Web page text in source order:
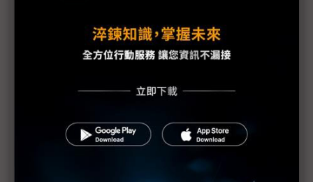
二度聲明恐難止損
聯電、福建晉華遭美控竊美光機密 恐面臨超過200
事先通知討論
美方禁令戰火擴大 聯電：暫停協助晉華研發